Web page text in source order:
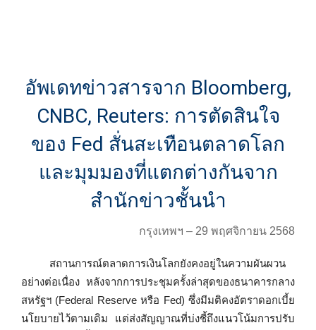
อัพเดทข่าวสารจาก Bloomberg,
CNBC, Reuters: การตัดสินใจ
ของ Fed สั่นสะเทือนตลาดโลก
และมุมมองที่แตกต่างกันจาก
สำนักข่าวชั้นนำ
กรุงเทพฯ – 29 พฤศจิกายน 2568
สถานการณ์ตลาดการเงินโลกยังคงอยู่ในความผันผวน
อย่างต่อเนื่อง หลังจากการประชุมครั้งล่าสุดของธนาคารกลาง
สหรัฐฯ (Federal Reserve หรือ Fed) ซึ่งมีมติคงอัตราดอกเบี้ย
นโยบายไว้ตามเดิม แต่ส่งสัญญาณที่บ่งชี้ถึงแนวโน้มการปรับ